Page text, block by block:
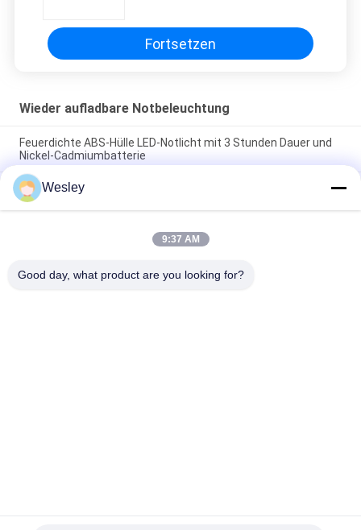
Fortsetzen
Wieder aufladbare Notbeleuchtung
Feuerdichte ABS-Hülle LED-Notlicht mit 3 Stunden Dauer und
Nickel-Cadmiumbatterie
Wiederaufladbare Notleuchte mit feuerhemmendem ABS-
Gehäuse, Nickel-Cadmium-Batterie und 3 Stunden
Leuchtdauer
LED-Wiederaufladbares Notlicht mit feuerhemmendem ABS-
Wesley
9:37 AM
Good day, what product are you looking for?